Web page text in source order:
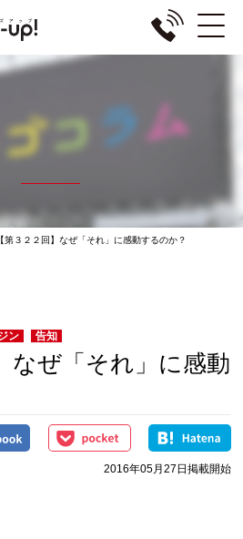
【第３２２回】なぜ「それ」に感動するのか？
ン 告知
なぜ「それ」に感動
2016年05月27日掲載開始